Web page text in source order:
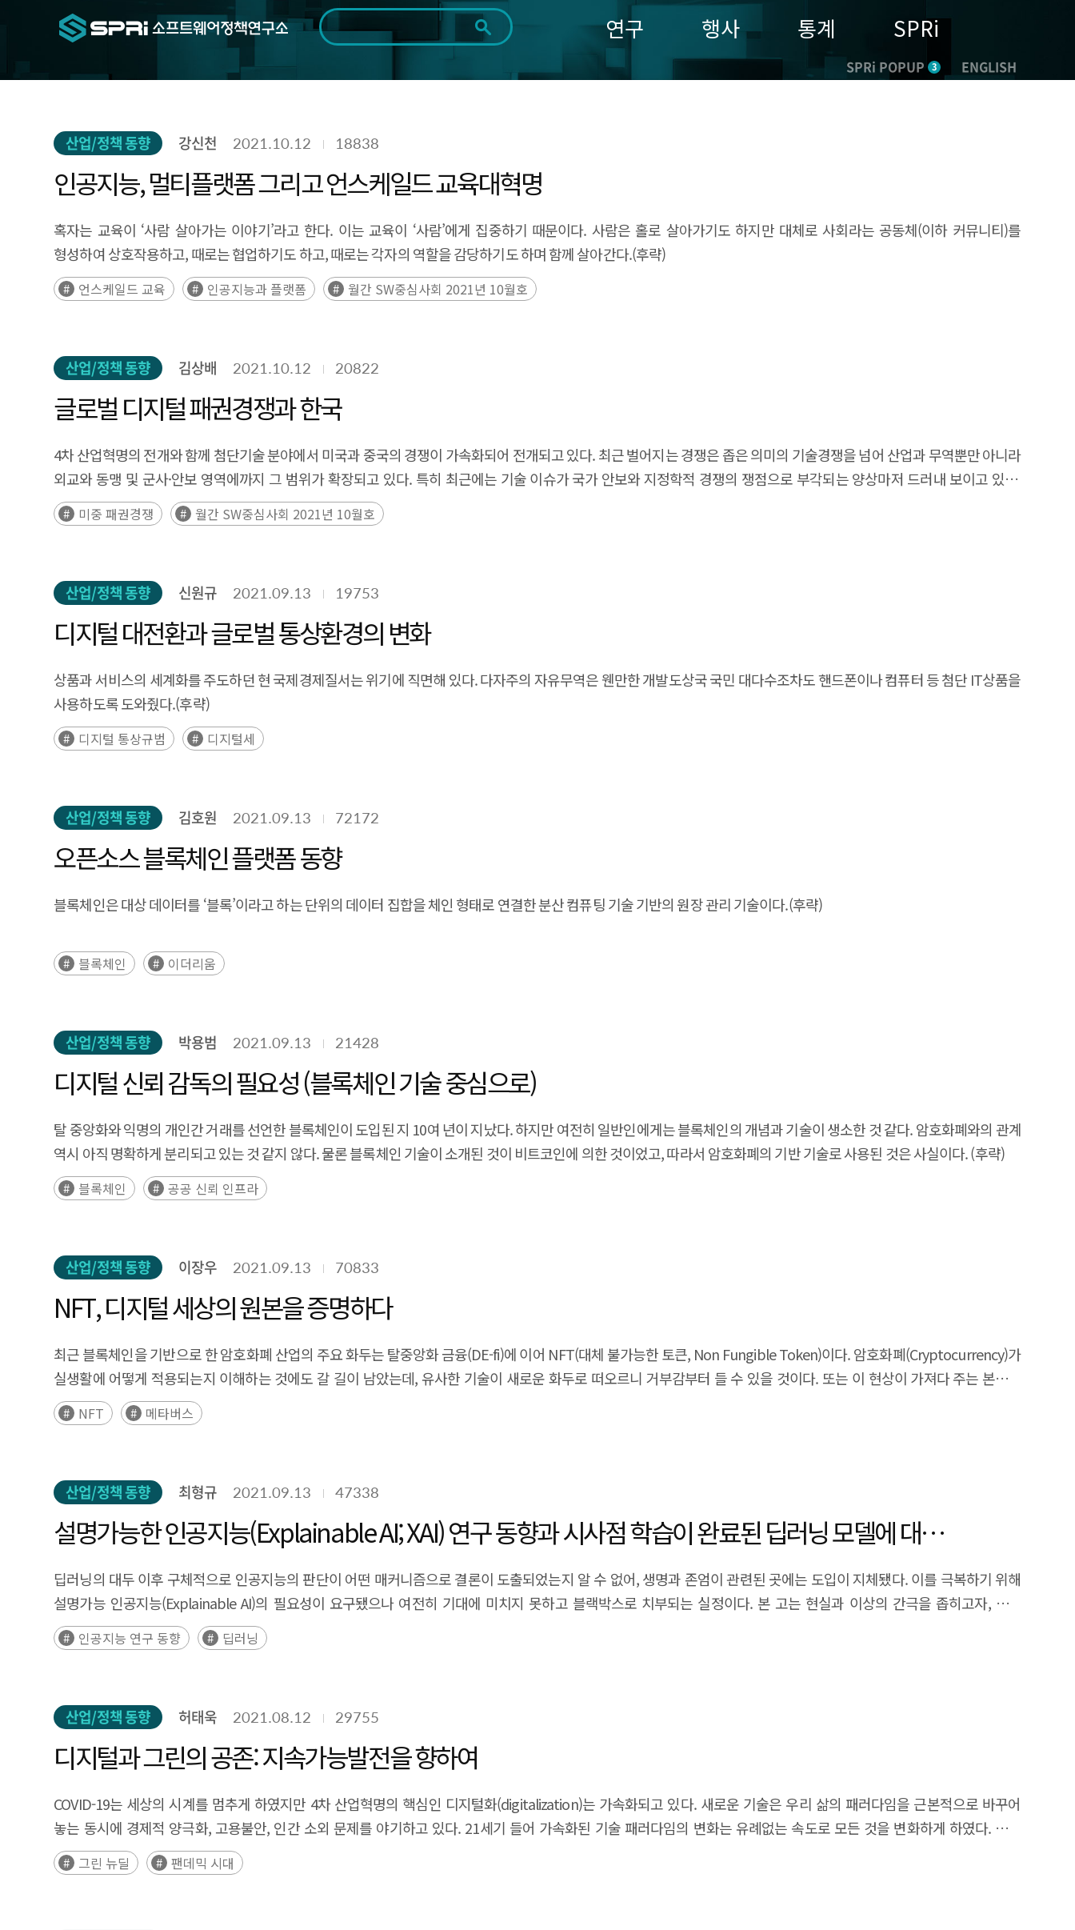
기간 전체 1일 1주 1개월 3개월 1년
일
연구 행사 통계 SPRi
SPRi POPUP 3 ENGLISH
산업/정책 동향 강신천 2021.10.12 18838
인공지능, 멀티플랫폼 그리고 언스케일드 교육대혁명
혹자는 교육이 ‘사람 살아가는 이야기’라고 한다. 이는 교육이 ‘사람’에게 집중하기 때문이다. 사람은 홀로 살아가기도 하지만 대체로 사회라는 공동체(이하 커뮤니티)를
형성하여 상호작용하고, 때로는 협업하기도 하고, 때로는 각자의 역할을 감당하기도 하며 함께 살아간다.(후략)
언스케일드 교육 인공지능과 플랫폼 월간 SW중심사회 2021년 10월호
산업/정책 동향 김상배 2021.10.12 20822
글로벌 디지털 패권경쟁과 한국
4차 산업혁명의 전개와 함께 첨단기술 분야에서 미국과 중국의 경쟁이 가속화되어 전개되고 있다. 최근 벌어지는 경쟁은 좁은 의미의 기술경쟁을 넘어 산업과 무역뿐만 아니라
외교와 동맹 및 군사·안보 영역에까지 그 범위가 확장되고 있다. 특히 최근에는 기술 이슈가 국가 안보와 지정학적 경쟁의 쟁점으로 부각되는 양상마저 드러내 보이고 있다.
(후략)
미중 패권경쟁 월간 SW중심사회 2021년 10월호
산업/정책 동향 신원규 2021.09.13 19753
디지털 대전환과 글로벌 통상환경의 변화
상품과 서비스의 세계화를 주도하던 현 국제경제질서는 위기에 직면해 있다. 다자주의 자유무역은 웬만한 개발도상국 국민 대다수조차도 핸드폰이나 컴퓨터 등 첨단 IT상품을
사용하도록 도와줬다.(후략)
디지털 통상규범 디지털세
산업/정책 동향 김호원 2021.09.13 72172
오픈소스 블록체인 플랫폼 동향
블록체인은 대상 데이터를 ‘블록’이라고 하는 단위의 데이터 집합을 체인 형태로 연결한 분산 컴퓨팅 기술 기반의 원장 관리 기술이다.(후략)
블록체인 이더리움
산업/정책 동향 박용범 2021.09.13 21428
디지털 신뢰 감독의 필요성 (블록체인 기술 중심으로)
탈 중앙화와 익명의 개인간 거래를 선언한 블록체인이 도입된 지 10여 년이 지났다. 하지만 여전히 일반인에게는 블록체인의 개념과 기술이 생소한 것 같다. 암호화폐와의 관계
역시 아직 명확하게 분리되고 있는 것 같지 않다. 물론 블록체인 기술이 소개된 것이 비트코인에 의한 것이었고, 따라서 암호화폐의 기반 기술로 사용된 것은 사실이다. (후략)
블록체인 공공 신뢰 인프라
산업/정책 동향 이장우 2021.09.13 70833
NFT, 디지털 세상의 원본을 증명하다
최근 블록체인을 기반으로 한 암호화폐 산업의 주요 화두는 탈중앙화 금융(DE-fi)에 이어 NFT(대체 불가능한 토큰, Non Fungible Token)이다. 암호화폐(Cryptocurrency)가
실생활에 어떻게 적용되는지 이해하는 것에도 갈 길이 남았는데, 유사한 기술이 새로운 화두로 떠오르니 거부감부터 들 수 있을 것이다. 또는 이 현상이 가져다 주는 본질과
상관없이 ‘NFT버블 붕괴중?, NFT 가격 70% 폭락, 닷컴버블 유사’ 등 가격에만 초점을 맞춘 언론기사들로 인해 관심 조차 가질 기회를 앗아 가는 건 아닌지 우려가 되기도 한다.
그럼에도 부정하지 못하는 사실은 우리는 지금 과거에 존재하지 않았던 현상을 경험하고 있다는 것이다. 그 몇가지 현상들에 대해서 먼저 알아보자(후략)
NFT 메타버스
산업/정책 동향 최형규 2021.09.13 47338
설명가능한 인공지능(Explainable AI; XAI) 연구 동향과 시사점 학습이 완료된 딥러닝 모델에 대한
설명을 중심으로
딥러닝의 대두 이후 구체적으로 인공지능의 판단이 어떤 매커니즘으로 결론이 도출되었는지 알 수 없어, 생명과 존엄이 관련된 곳에는 도입이 지체됐다. 이를 극복하기 위해
설명가능 인공지능(Explainable AI)의 필요성이 요구됐으나 여전히 기대에 미치지 못하고 블랙박스로 치부되는 실정이다. 본 고는 현실과 이상의 간극을 좁히고자, 실제
설명가능 인공지능 분야의 주요 기법들을 소개한다. 이를 바탕으로 향후 연구지원 정책 방향 등에 대한 시사점을 고민해본다.
인공지능 연구 동향 딥러닝
산업/정책 동향 허태욱 2021.08.12 29755
디지털과 그린의 공존: 지속가능발전을 향하여
COVID-19는 세상의 시계를 멈추게 하였지만 4차 산업혁명의 핵심인 디지털화(digitalization)는 가속화되고 있다. 새로운 기술은 우리 삶의 패러다임을 근본적으로 바꾸어
놓는 동시에 경제적 양극화, 고용불안, 인간 소외 문제를 야기하고 있다. 21세기 들어 가속화된 기술 패러다임의 변화는 유례없는 속도로 모든 것을 변화하게 하였다. 지금
우리에게는 변동성(Volatility)이 크고 불확실(Uncertainty)하며 복잡성(Complexity)과 모호성(Ambiguity)이 극대화된 ‘VUCA’ 시대가 가속화되고 있다.(후략)
그린 뉴딜 팬데믹 시대